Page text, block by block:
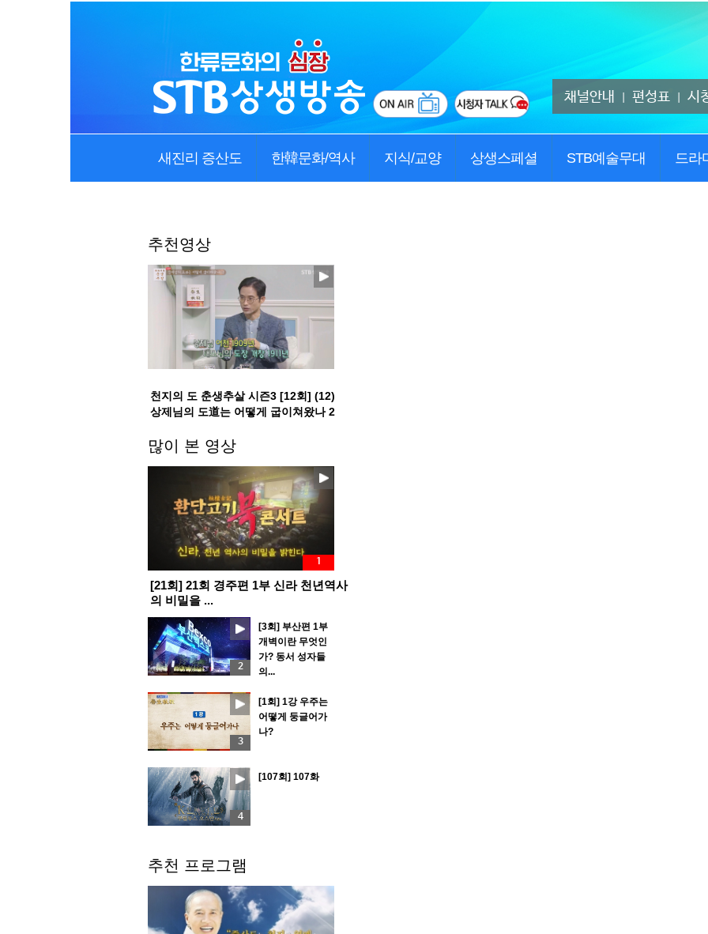
채널안내 편성표 시
새진리 증산도 한韓문화/역사 지식/교양 상생스페셜 STB예술무대 드라
추천영상
천지의 도 춘생추살 시즌3 [12회] (12)
상제님의 도道는 어떻게 굽이쳐왔나 2
많이 본 영상
1
[21회] 21회 경주편 1부 신라 천년역사
의 비밀을 ...
2
[3회] 부산편 1부
개벽이란 무엇인
가? 동서 성자들
의...
3
[1회] 1강 우주는
어떻게 둥글어가
나?
4
[107회] 107화
추천 프로그램